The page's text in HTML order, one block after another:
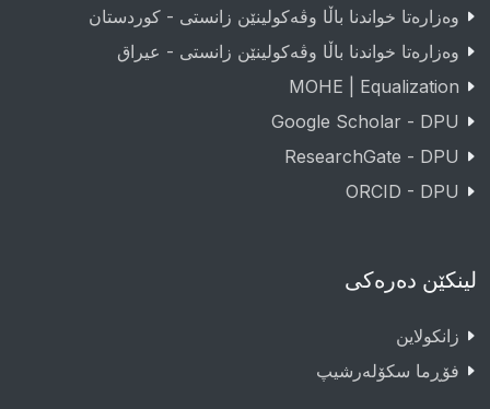
وەزارەتا خواندنا باڵا وڤەکولینێن زانستی - کوردستان
وەزارەتا خواندنا باڵا وڤەکولینێن زانستی - عيراق
MOHE | Equalization
Google Scholar - DPU
ResearchGate - DPU
ORCID - DPU
لینکێن دەرەکی
زانکولاین
فۆڕما سکۆلەرشیپ